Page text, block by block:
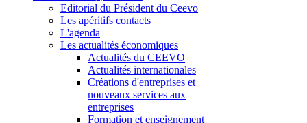
Editorial du Président du Ceevo
Les apéritifs contacts
L'agenda
Les actualités économiques
Actualités du CEEVO
Actualités internationales
Créations d'entreprises et
nouveaux services aux
entreprises
Formation et enseignement